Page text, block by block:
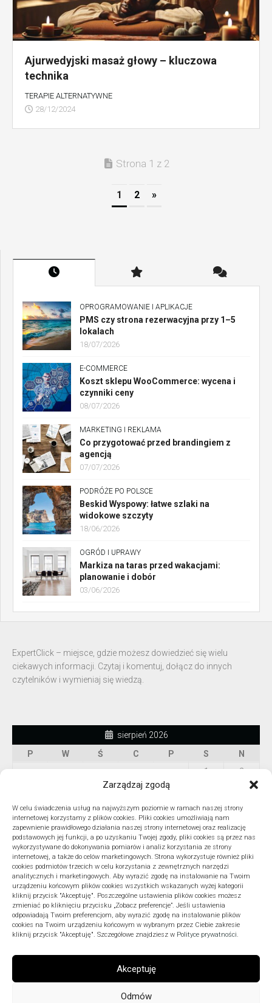
Zarządzaj zgodą
W celu świadczenia usług na najwyższym poziomie w ramach naszej strony
internetowej korzystamy z plików cookies. Pliki cookies umożliwiają nam
zapewnienie prawidłowego działania naszej strony internetowej oraz realizację
podstawowych jej funkcji, a po uzyskaniu Twojej zgody, pliki cookies są przez nas
wykorzystywane do dokonywania pomiarów i analiz korzystania ze strony
internetowej, a także do celów marketingowych. Strona wykorzystuje również pliki
cookies podmiotów trzecich w celu korzystania z zewnętrznych narzędzi
analitycznych i marketingowych. Aby wyrazić zgodę na instalowanie na Twoim
urządzeniu końcowym plików cookies wszystkich wskazanych wyżej kategorii
kliknij przycisk "Akceptuję". Poszczególne ustawienia plików cookies możesz
zmieniać po kliknięciu przycisku „Zobacz preferencje”. Jeśli ustawienia
odpowiadają Twoim preferencjom, aby wyrazić zgodę na instalowanie plików
cookies na Twoim urządzeniu końcowym w wybranym przez Ciebie zakresie
kliknij przycisk "Akceptuję". Szczegółowe znajdziesz w Polityce prywatności.
Akceptuję
Odmów
Ajurwedyjski masaż głowy – kluczowa
technika
TERAPIE ALTERNATYWNE
28/12/2024
Strona 1 z 2
1 2 »
OPROGRAMOWANIE I APLIKACJE
PMS czy strona rezerwacyjna przy 1–5
lokalach
18/07/2026
E-COMMERCE
Koszt sklepu WooCommerce: wycena i
czynniki ceny
08/07/2026
MARKETING I REKLAMA
Co przygotować przed brandingiem z
agencją
07/07/2026
PODRÓŻE PO POLSCE
Beskid Wyspowy: łatwe szlaki na
widokowe szczyty
18/06/2026
OGRÓD I UPRAWY
Markiza na taras przed wakacjami:
planowanie i dobór
03/06/2026
ExpertClick – miejsce, gdzie możesz dowiedzieć się wielu
ciekawych informacji. Czytaj i komentuj, dołącz do innych
czytelników i wymieniaj się wiedzą.
sierpień 2026
P
W Ś C P S
N
1
2
6 7
10
11 12 13 14 15
16
17
18 19 20 21 22
23
24
25 26 27 28 29
30
31
« lip
ARCHIWA